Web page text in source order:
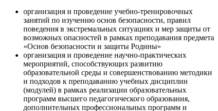
организация и проведение учебно-тренировочных
занятий по изучению основ безопасности, правил
поведения в экстремальных ситуациях и мер защиты от
возможных опасностей в рамках преподавания предмета
«Основ безопасности и защиты Родины»
организация и проведение научно-практических
мероприятий, способствующих развитию
образовательной среды и совершенствованию методики
и подходов к преподаванию учебных дисциплин
(модулей) в рамках реализации образовательных
программ высшего педагогического образования,
дополнительных профессиональных программ и